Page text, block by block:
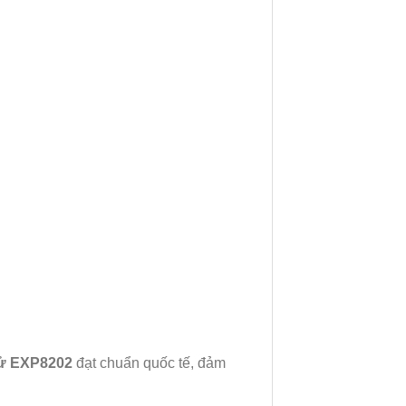
EXP8202 đạt chuẩn quốc tế, đảm